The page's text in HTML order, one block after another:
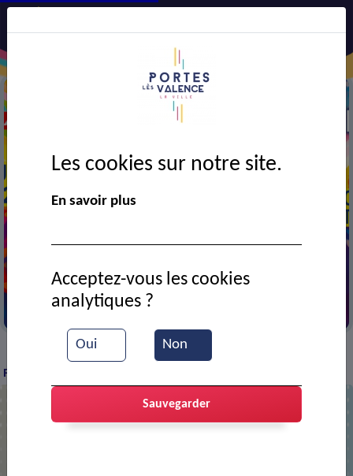
VIE MUNICIPALE > Ressources documentaires
Plus Grand Before #10
Les cookies sur notre site.
En savoir plus
Oui Non
Acceptez-vous les cookies
analytiques ?
Sauvegarder